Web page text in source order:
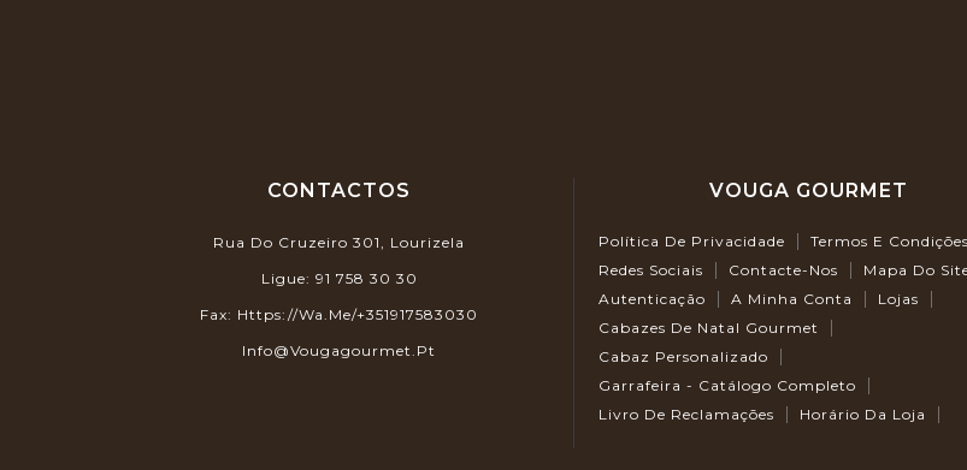
CONTACTOS
Rua Do Cruzeiro 301, Lourizela
Ligue: 91 758 30 30
Fax: Https://wa.me/+351917583030
Info@vougagourmet.pt
VOUGA GOURMET
Política De Privacidade
Termos E Condições
Redes Sociais
Contacte-Nos
Mapa Do
Autenticação
A Minha Conta
Lojas
Cabazes De Natal Gourmet
Cabaz Personalizado
Garrafeira - Catálogo Completo
Livro De Reclamações
Horário Da Loja